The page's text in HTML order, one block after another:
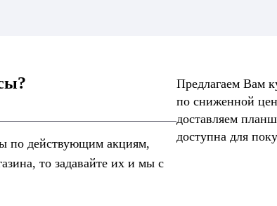
по действующим акциям,
то задавайте их и мы с
Предлагаем Вам
по сниженной
доставляем
доступна для